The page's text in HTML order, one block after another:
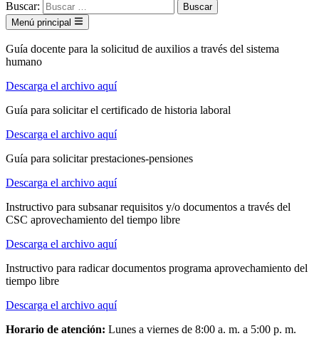
Buscar:
Menú principal
Guía docente para la solicitud de auxilios a través del sistema
humano
Descarga el archivo aquí
Guía para solicitar el certificado de historia laboral
Descarga el archivo aquí
Guía para solicitar prestaciones-pensiones
Descarga el archivo aquí
Instructivo para subsanar requisitos y/o documentos a través del
CSC aprovechamiento del tiempo libre
Descarga el archivo aquí
Instructivo para radicar documentos programa aprovechamiento del
tiempo libre
Descarga el archivo aquí
Horario de atención: Lunes a viernes de 8:00 a. m. a 5:00 p. m.